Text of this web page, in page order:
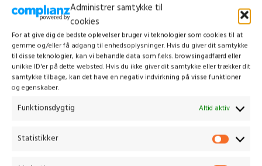
Administrer samtykke til
cookies
For at give dig de bedste oplevelser bruger vi teknologier som cookies til at
gemme og/eller få adgang til enhedsoplysninger. Hvis du giver dit samtykke
til disse teknologier, kan vi behandle data som f.eks. browsingadfærd eller
unikke ID'er på dette websted. Hvis du ikke giver dit samtykke eller trækker dit
samtykke tilbage, kan det have en negativ indvirkning på visse funktioner
og egenskaber.
Funktionsdygtig Altid aktiv
Statistikker
Kontakt os